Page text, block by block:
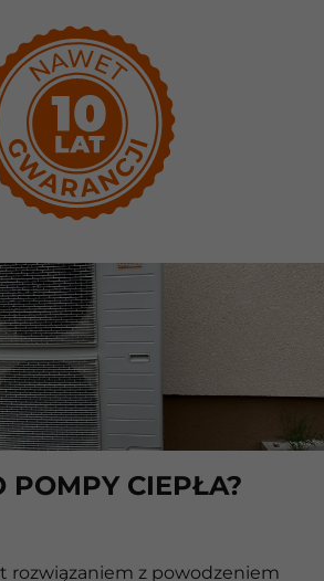
POMPY CIEPŁA?
rozwiązaniem z powodzeniem